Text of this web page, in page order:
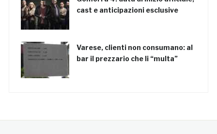
cast e anticipazioni esclusive
Varese, clienti non consumano: al
bar il prezzario che li “multa”